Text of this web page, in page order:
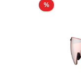
%Rabatt